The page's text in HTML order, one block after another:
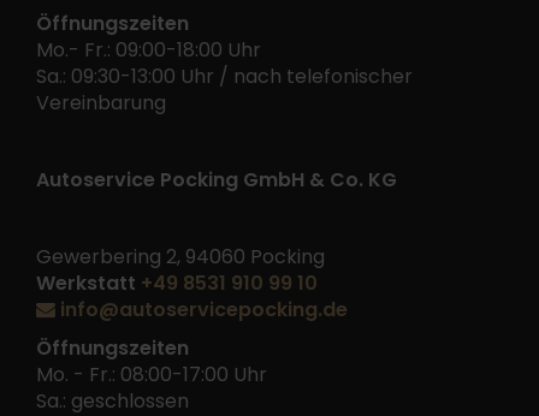
Öffnungszeiten
Mo.- Fr.: 09:00-18:00 Uhr
Sa.: 09:30-13:00 Uhr / nach telefonischer
Vereinbarung
Autoservice Pocking GmbH & Co. KG
Gewerbering 2, 94060 Pocking
Werkstatt +49 8531 910 99 10
info@autoservicepocking.de
Öffnungszeiten
Mo. - Fr.: 08:00-17:00 Uhr
Sa.: geschlossen